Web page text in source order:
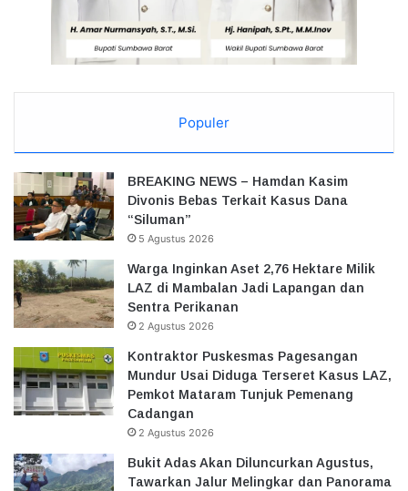
Populer
BREAKING NEWS – Hamdan Kasim
Divonis Bebas Terkait Kasus Dana
“Siluman”
5 Agustus 2026
Warga Inginkan Aset 2,76 Hektare Milik
LAZ di Mambalan Jadi Lapangan dan
Sentra Perikanan
2 Agustus 2026
Kontraktor Puskesmas Pagesangan
Mundur Usai Diduga Terseret Kasus LAZ,
Pemkot Mataram Tunjuk Pemenang
Cadangan
2 Agustus 2026
Bukit Adas Akan Diluncurkan Agustus,
Tawarkan Jalur Melingkar dan Panorama